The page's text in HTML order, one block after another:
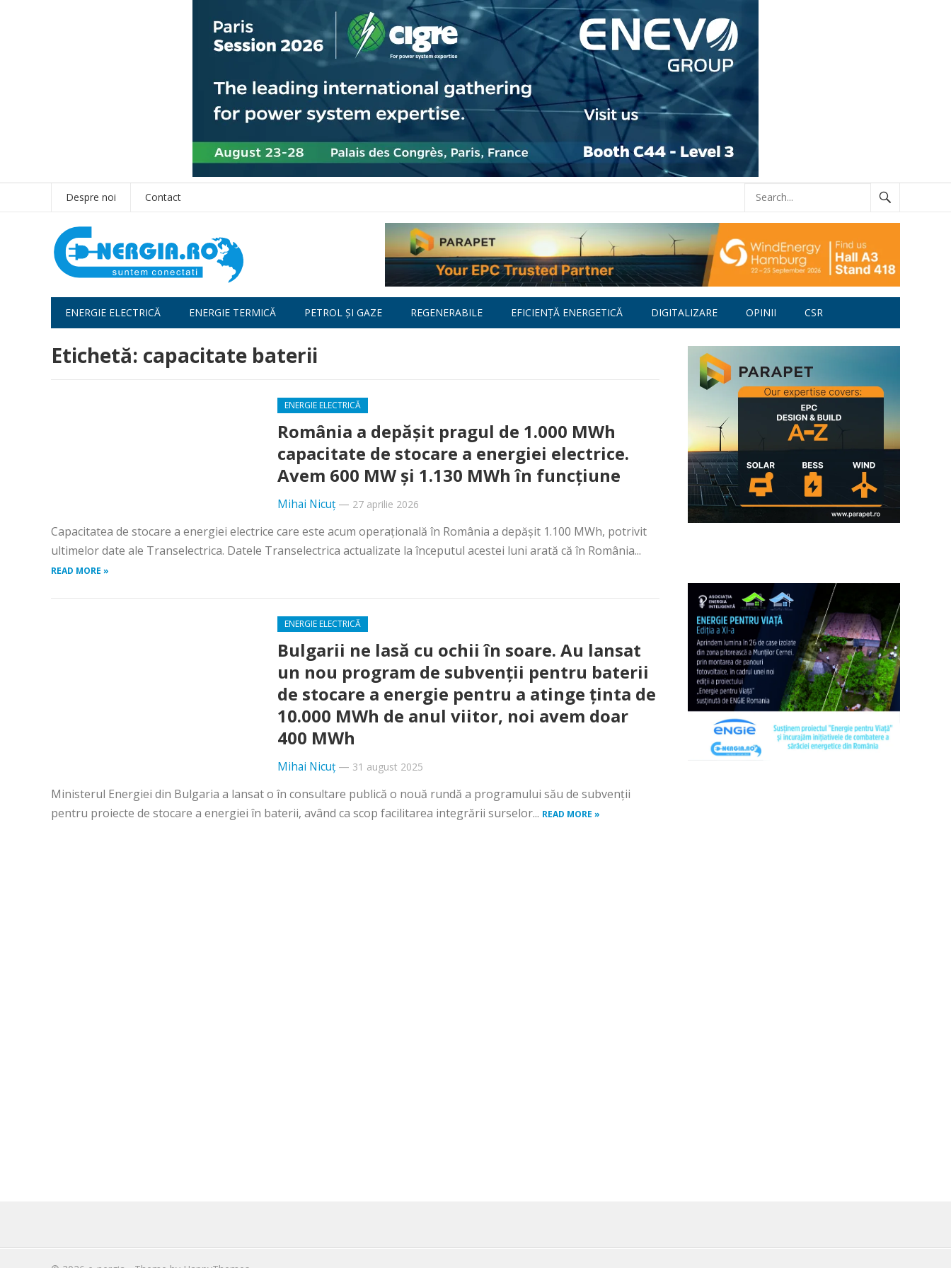
Despre noi Contact
ENERGIE ELECTRICĂ ENERGIE TERMICĂ PETROL ȘI GAZE REGENERABILE EFICIENȚĂ ENERGETICĂ DIGITALIZARE OPINII CSR
Etichetă: capacitate baterii
ENERGIE ELECTRICĂ
România a depășit pragul de 1.000 MWh
capacitate de stocare a energiei electrice.
Avem 600 MW și 1.130 MWh în funcțiune
Mihai Nicuț— 27 aprilie 2026
Capacitatea de stocare a energiei electrice care este acum operațională în România a depășit 1.100 MWh, potrivit
ultimelor date ale Transelectrica. Datele Transelectrica actualizate la începutul acestei luni arată că în România...
READ MORE »
ENERGIE ELECTRICĂ
Bulgarii ne lasă cu ochii în soare. Au lansat
un nou program de subvenții pentru baterii
de stocare a energie pentru a atinge ținta de
10.000 MWh de anul viitor, noi avem doar
400 MWh
Mihai Nicuț— 31 august 2025
Ministerul Energiei din Bulgaria a lansat o în consultare publică o nouă rundă a programului său de subvenții
pentru proiecte de stocare a energiei în baterii, având ca scop facilitarea integrării surselor... READ MORE »